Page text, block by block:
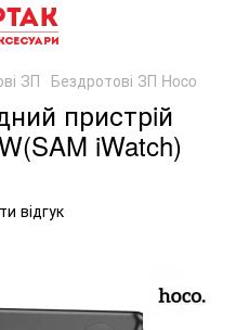
ЗП Бездротові ЗП Hoco
пристрiй
iWatch)
відгук